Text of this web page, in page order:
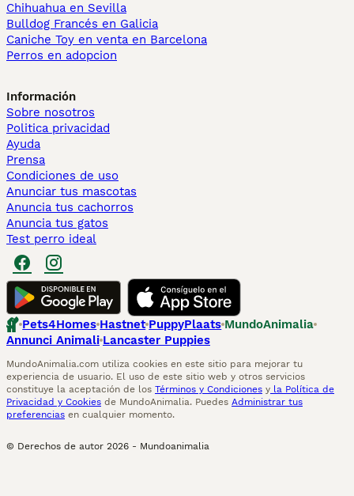
Chihuahua en Sevilla
Bulldog Francés en Galicia
Caniche Toy en venta en Barcelona
Perros en adopcion
Información
Sobre nosotros
Politica privacidad
Ayuda
Prensa
Condiciones de uso
Anunciar tus mascotas
Anuncia tus cachorros
Anuncia tus gatos
Test perro ideal
Pets4Homes Hastnet PuppyPlaats MundoAnimalia
Annunci Animali Lancaster Puppies
MundoAnimalia.com utiliza cookies en este sitio para mejorar tu
experiencia de usuario. El uso de este sitio web y otros servicios
constituye la aceptación de los Términos y Condiciones y la Política de
Privacidad y Cookies de MundoAnimalia. Puedes Administrar tus
preferencias en cualquier momento.
© Derechos de autor 2026 - Mundoanimalia